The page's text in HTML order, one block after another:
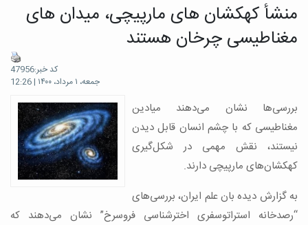
منشأ کهکشان های مارپیچی، میدان های
مغناطیسی چرخان هستند
کد خبر:47956
جمعه، ۱ مرداد، ۱۴۰۰ | 12:26
بررسی‌ها نشان می‌دهند میادین
مغناطیسی که با چشم انسان قابل دیدن
نیستند، نقش مهمی در شکل‌گیری
کهکشان‌های مارپیچی دارند.
به گزارش دیده بان علم ایران، بررسی‌های
“رصدخانه استراتوسفری اخترشناسی فروسرخ” نشان می‌دهند که